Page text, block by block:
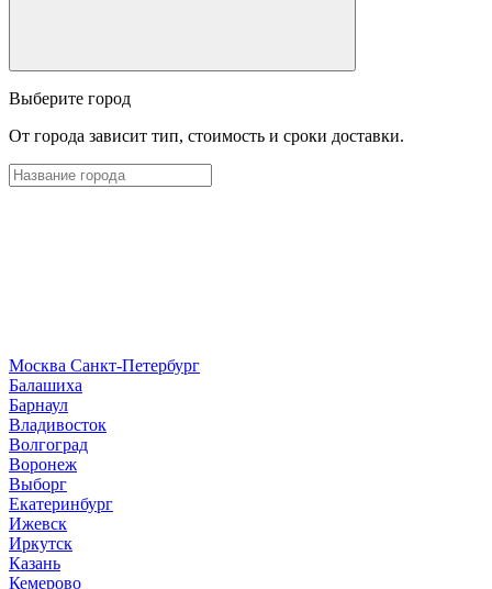
Выберите город
От города зависит тип, стоимость и сроки доставки.
Москва Санкт-Петербург
Балашиха
Барнаул
Владивосток
Волгоград
Воронеж
Выборг
Екатеринбург
Ижевск
Иркутск
Казань
Кемерово